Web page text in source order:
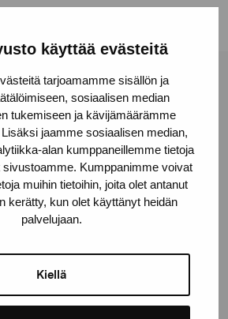
käyttää evästeitä
tarjoamamme sisällön ja
sosiaalisen median
tukemiseen ja kävijämäärämme
jaamme sosiaalisen median,
alan kumppaneillemme tietoja
Kumppanimme voivat
muihin tietoihin, joita olet antanut
kerätty, kun olet käyttänyt heidän
palvelujaan.
Kiellä
Artibus
11